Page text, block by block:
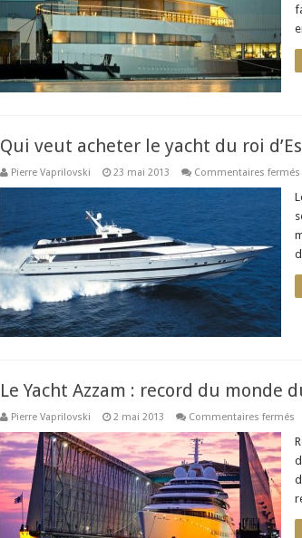
Qui veut acheter le yacht du roi
Pierre Vaprilovski 23 mai 2013 Commentaires fermés
Le Yacht Azzam : record du monde
Pierre Vaprilovski 2 mai 2013 Commentaires ferméssur
: